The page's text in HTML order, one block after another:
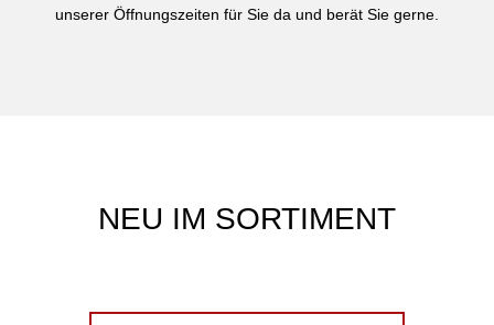
unserer Öffnungszeiten für Sie da und berät Sie gerne.
NEU IM SORTIMENT